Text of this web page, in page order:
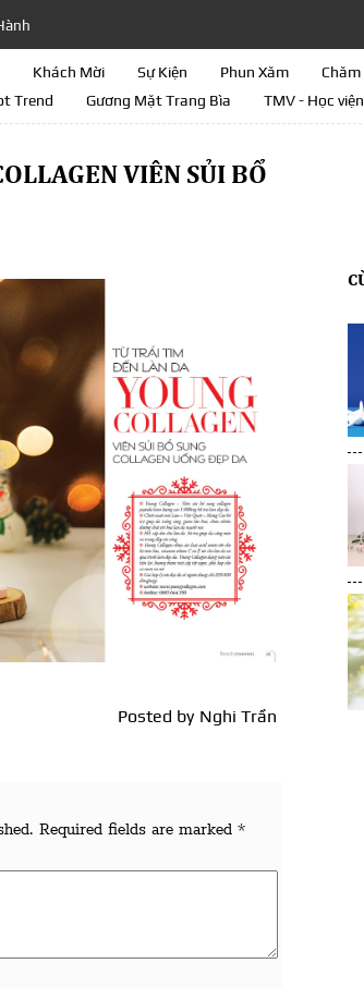
Khách Mời Sự Kiện Phun Xăm Chăm
Trend
Gương Mặt Trang Bìa TMV - Học viện
VIÊN SỦI BỔ
Posted by Nghi Trần
Required fields are marked *